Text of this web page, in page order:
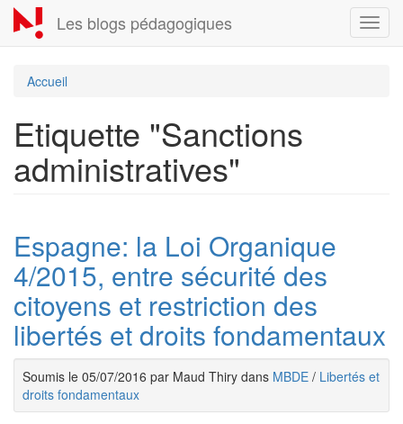
Aller
au
contenu
Les blogs pédagogiques
Accueil
Etiquette "Sanctions
administratives"
Espagne: la Loi Organique
4/2015, entre sécurité des
citoyens et restriction des
libertés et droits fondamentaux
Soumis le 05/07/2016 par Maud Thiry dans MBDE / Libertés et
droits fondamentaux